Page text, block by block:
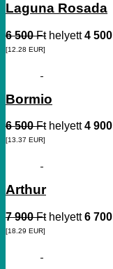
Laguna Rosada
6 500 Fthelyett4 500
[12.28 EUR]
Bormio
6 500 Fthelyett4 900
[13.37 EUR]
Arthur
7 900 Fthelyett6 700
[18.29 EUR]